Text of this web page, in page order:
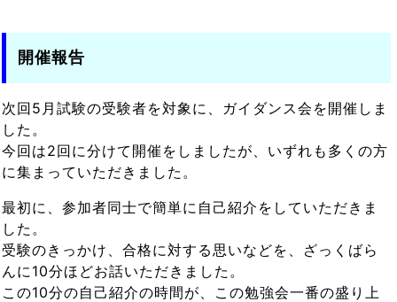
開催報告
次回5月試験の受験者を対象に、ガイダンス会を開催しま
した。
今回は2回に分けて開催をしましたが、いずれも多くの方
に集まっていただきました。
最初に、参加者同士で簡単に自己紹介をしていただきま
した。
受験のきっかけ、合格に対する思いなどを、ざっくばら
んに10分ほどお話いただきました。
この10分の自己紹介の時間が、この勉強会一番の盛り上